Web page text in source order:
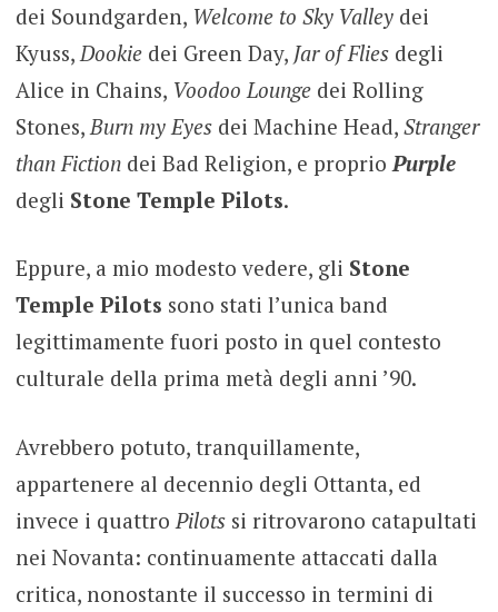
dei Soundgarden, Welcome to Sky Valley dei
Kyuss, Dookie dei Green Day, Jar of Fliesdegli
Alice in Chains, Voodoo Lounge dei Rolling
Stones, Burn my Eyesdei Machine Head, Stranger
than Fictiondei Bad Religion, e proprio Purple
degli Stone Temple Pilots.
Eppure, a mio modesto vedere, gli Stone
Temple Pilots sono stati l’unica band
legittimamente fuori posto in quel contesto
culturale della prima metà degli anni ’90.
Avrebbero potuto, tranquillamente,
appartenere al decennio degli Ottanta, ed
invece i quattro Pilotssi ritrovarono catapultati
nei Novanta: continuamente attaccati dalla
critica, nonostante il successo in termini di